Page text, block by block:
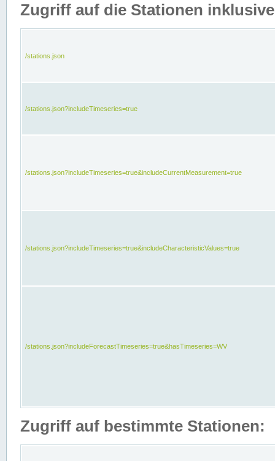
Zugriff auf die Stationen
/stations.json
/stations.json?includeTimeseries=true
/stations.json?includeTimeseries=true&includeCurrentMeasurement=true
/stations.json?includeTimeseries=true&includeCharacteristicValues=true
/stations.json?includeForecastTimeseries=true&hasTimeseries=WV
Zugriff auf bestimmte Stationen: